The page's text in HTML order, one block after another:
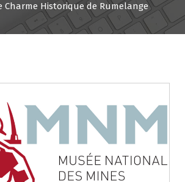
Charme Historique de Rumelange